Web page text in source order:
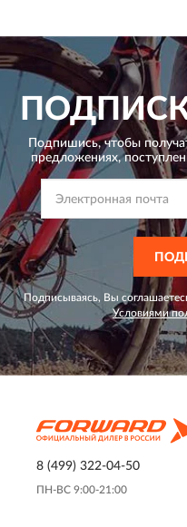
Подпишись, чтобы
предложениях,
Подписываясь, Вы
Условиями
8 (499) 322-04-50
ПН-ВС 9:00-21:00